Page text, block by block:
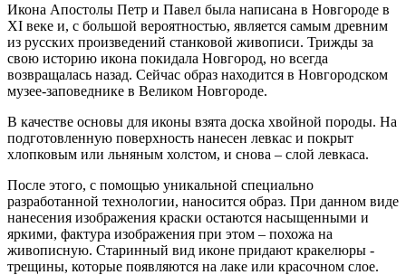
Икона Апостолы Петр и Павел была написана в Новгороде в
XI веке и, с большой вероятностью, является самым древним
из русских произведений станковой живописи. Трижды за
свою историю икона покидала Новгород, но всегда
возвращалась назад. Сейчас образ находится в Новгородском
музее-заповеднике в Великом Новгороде.
В качестве основы для иконы взята доска хвойной породы. На
подготовленную поверхность нанесен левкас и покрыт
хлопковым или льняным холстом, и снова – слой левкаса.
После этого, с помощью уникальной специально
разработанной технологии, наносится образ. При данном виде
нанесения изображения краски остаются насыщенными и
яркими, фактура изображения при этом – похожа на
живописную. Старинный вид иконе придают кракелюры -
трещины, которые появляются на лаке или красочном слое.